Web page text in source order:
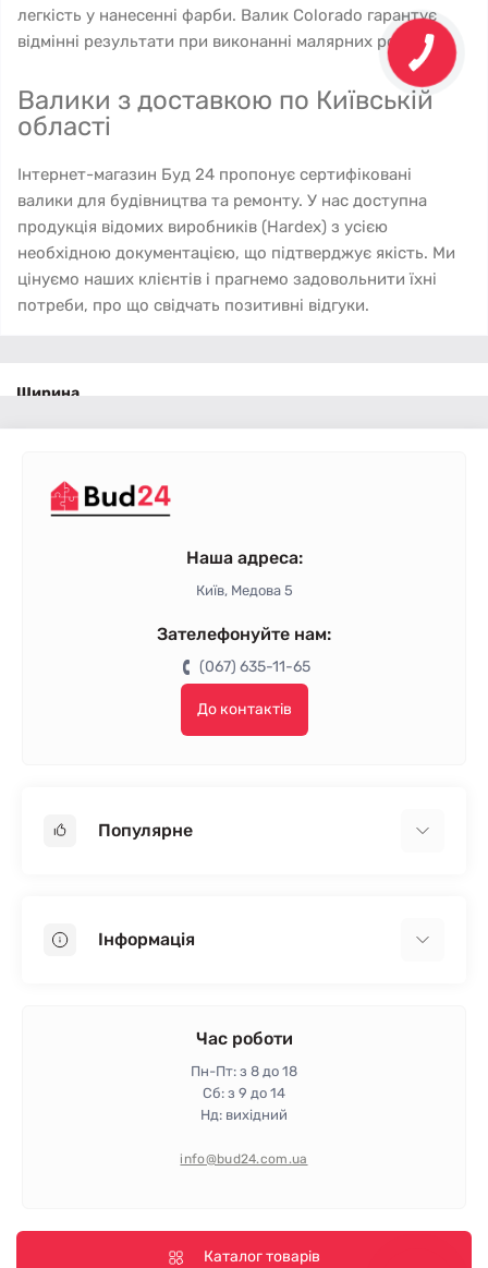
легкість у нанесенні фарби. Валик Colorado гарантує
відмінні результати при виконанні малярних робіт.
Валики з доставкою по Київській
області
Інтернет-магазин Буд 24 пропонує сертифіковані
валики для будівництва та ремонту. У нас доступна
продукція відомих виробників (Hardex) з усією
необхідною документацією, що підтверджує якість. Ми
цінуємо наших клієнтів і прагнемо задовольнити їхні
потреби, про що свідчать позитивні відгуки.
Ширина
Валик 200 мм Валик 100 мм Валик 250 мм
Різновид
Валик Hardex Валик FAVORIT
Наша адреса:
Київ, Медова 5
Зателефонуйте нам:
(067) 635-11-65
До контактів
Популярне
Пінопласт
Інформація
Гарантія та повернення
Політика конфіденційності
Час роботи
Пн-Пт: з 8 до 18
Сб: з 9 до 14
Нд: вихідний
info@bud24.com.ua
Каталог товарів